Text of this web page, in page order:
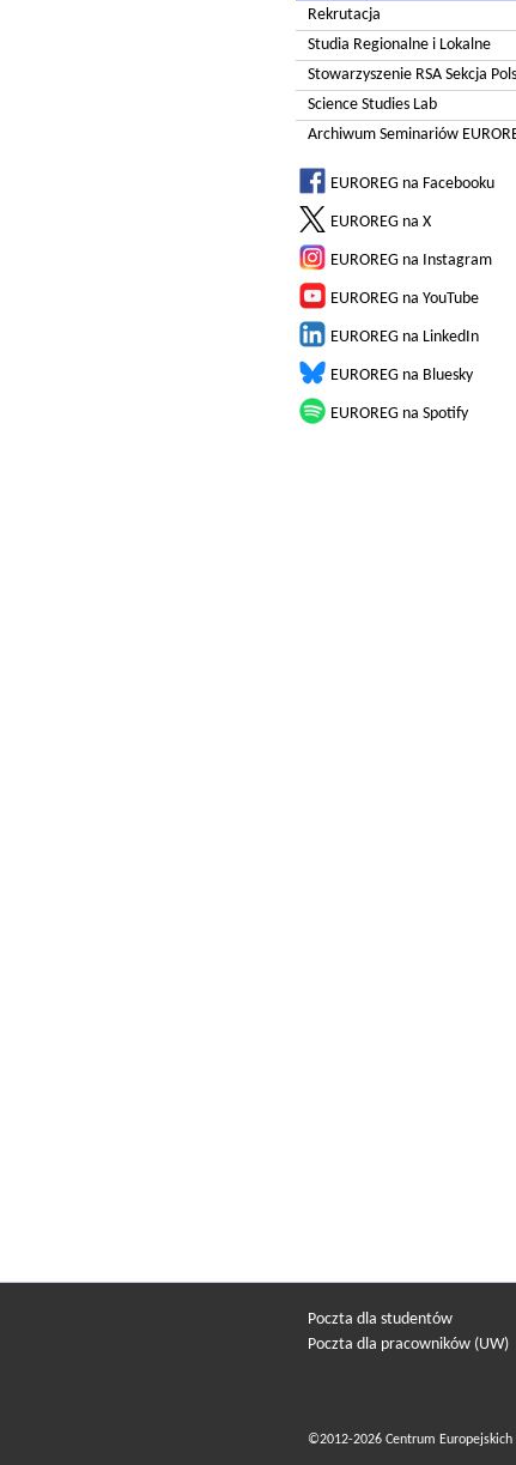
Rekrutacja
Studia Regionalne i Lokalne
Stowarzyszenie RSA Sekcja
Science Studies Lab
Archiwum Seminariów
EUROREG na Facebooku
EUROREG na X
EUROREG na Instagram
EUROREG na YouTube
EUROREG na LinkedIn
EUROREG na Bluesky
EUROREG na Spotify
Poczta dla studentów
Poczta dla pracowników (UW)
©2012-2026 Centrum